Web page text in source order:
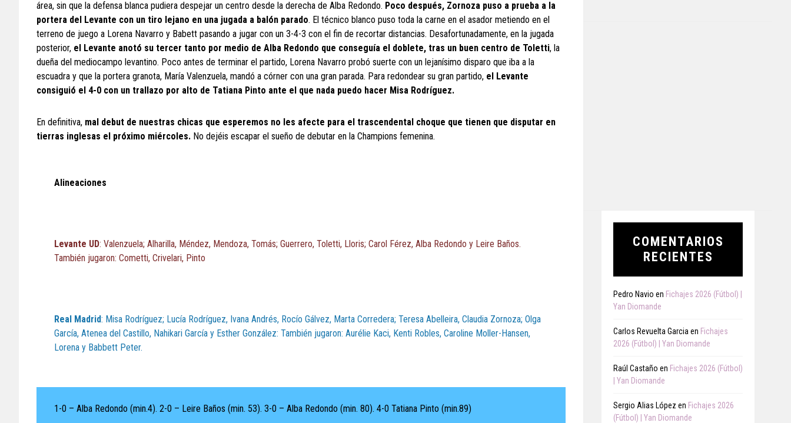
área, sin que la defensa blanca pudiera despejar un centro desde la derecha de Alba Redondo. Poco después, Zornoza puso a prueba a la
portera del Levante con un tiro lejano en una jugada a balón parado. El técnico blanco puso toda la carne en el asador metiendo en el
terreno de juego a Lorena Navarro y Babett pasando a jugar con un 3-4-3 con el fin de recortar distancias. Desafortunadamente, en la jugada
posterior, el Levante anotó su tercer tanto por medio de Alba Redondo que conseguía el doblete, tras un buen centro de Toletti, la
dueña del mediocampo levantino. Poco antes de terminar el partido, Lorena Navarro probó suerte con un lejanísimo disparo que iba a la
escuadra y que la portera granota, María Valenzuela, mandó a córner con una gran parada. Para redondear su gran partido, el Levante
consiguió el 4-0 con un trallazo por alto de Tatiana Pinto ante el que nada puedo hacer Misa Rodríguez.
En definitiva, mal debut de nuestras chicas que esperemos no les afecte para el trascendental choque que tienen que disputar en
tierras inglesas el próximo miércoles. No dejéis escapar el sueño de debutar en la Champions femenina.
Alineaciones
Levante UD: Valenzuela; Alharilla, Méndez, Mendoza, Tomás; Guerrero, Toletti, Lloris; Carol Férez, Alba Redondo y Leire Baños.
También jugaron: Cometti, Crivelari, Pinto
Real Madrid: Misa Rodríguez; Lucía Rodríguez, Ivana Andrés, Rocío Gálvez, Marta Corredera; Teresa Abelleira, Claudia Zornoza; Olga
García, Atenea del Castillo, Nahikari García y Esther González: También jugaron: Aurélie Kaci, Kenti Robles, Caroline Moller-Hansen,
Lorena y Babbett Peter.
1-0 – Alba Redondo (min.4). 2-0 – Leire Baños (min. 53). 3-0 – Alba Redondo (min. 80). 4-0 Tatiana Pinto (min.89)
COMENTARIOS
RECIENTES
Pedro Navio en Fichajes 2026 (Fútbol) |
Yan Diomande
Carlos Revuelta Garcia en Fichajes
2026 (Fútbol) | Yan Diomande
Raúl Castaño en Fichajes 2026 (Fútbol)
| Yan Diomande
Sergio Alias López en Fichajes 2026
(Fútbol) | Yan Diomande